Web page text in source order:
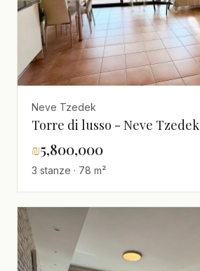
Neve Tzedek
Torre di lusso - Neve Tzedek
₪5,800,000
3 stanze · 78 m²